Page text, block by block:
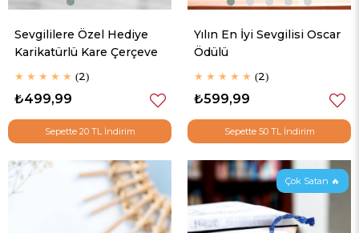
Sevgililere Özel Hediye
Karikatürlü Kare Çerçeve
★ ★ ★ ★ ★ 2
₺499,99
Sepette 20 TL İndirim
Yılın En İyi Sevgilisi Oscar
Ödülü
★ ★ ★ ★ ★ 2
₺599,99
Sepette 50 TL İndirim
Çok Satan 🔥